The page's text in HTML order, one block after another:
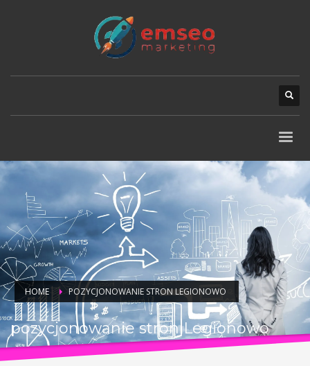
HOME POZYCJONOWANIE STRON LEGIONOWO
pozycjonowanie stron Legionowo